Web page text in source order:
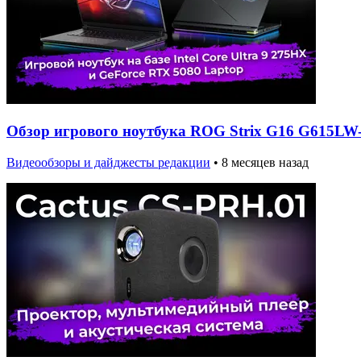
Обзор игрового ноутбука ROG Strix G16
Видеообзоры и дайджесты редакции • 8 месяцев назад